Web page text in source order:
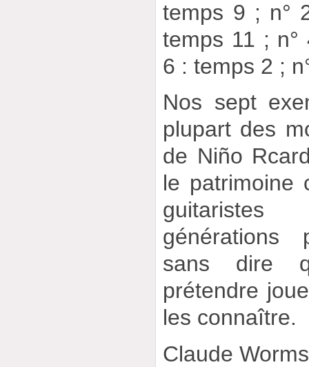
temps 9 ; n°
temps 11 ;
6 : temps 2 ;
Nos sept
plupart des
de Niño
le patrimoine
générations
sans dire
prétendre
les connaître.
Claude Worms